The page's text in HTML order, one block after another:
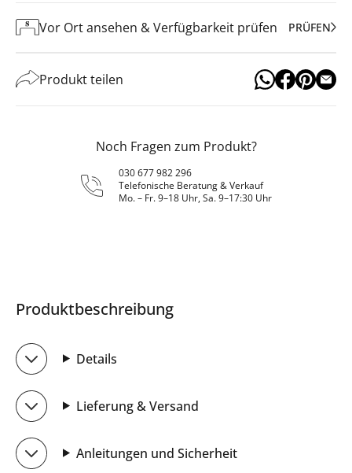
Vor Ort ansehen & Verfügbarkeit prüfen PRÜFEN
Produkt teilen
Noch Fragen zum Produkt?
030 677 982 296
Telefonische Beratung & Verkauf
Mo. – Fr. 9–18 Uhr, Sa. 9–17:30 Uhr
Produktbeschreibung
Details
Lieferung & Versand
Anleitungen und Sicherheit